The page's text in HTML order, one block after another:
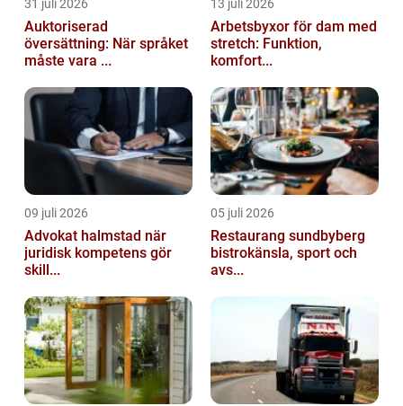
31 juli 2026
Auktoriserad
översättning: När språket
måste vara ...
13 juli 2026
Arbetsbyxor för dam med
stretch: Funktion,
komfort...
09 juli 2026
Advokat halmstad när
juridisk kompetens gör
skill...
05 juli 2026
Restaurang sundbyberg
bistrokänsla, sport och
avs...